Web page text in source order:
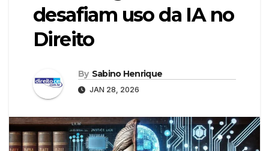
desafiam uso da IA no
Direito
By Sabino Henrique
JAN 28, 2026